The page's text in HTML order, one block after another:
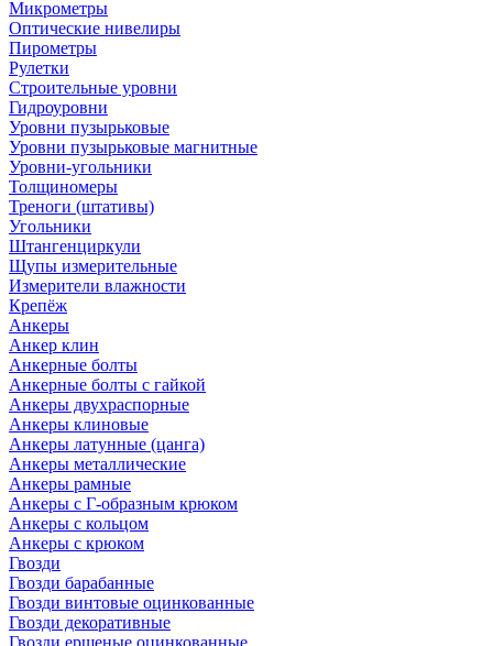
Микрометры
Оптические нивелиры
Пирометры
Рулетки
Строительные уровни
Гидроуровни
Уровни пузырьковые
Уровни пузырьковые магнитные
Уровни-угольники
Толщиномеры
Треноги (штативы)
Угольники
Штангенциркули
Щупы измерительные
Измерители влажности
Крепёж
Анкеры
Анкер клин
Анкерные болты
Анкерные болты с гайкой
Анкеры двухраспорные
Анкеры клиновые
Анкеры латунные (цанга)
Анкеры металлические
Анкеры рамные
Анкеры с Г-образным крюком
Анкеры с кольцом
Анкеры с крюком
Гвозди
Гвозди барабанные
Гвозди винтовые оцинкованные
Гвозди декоративные
Гвозди ершеные оцинкованные